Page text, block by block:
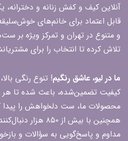
آنلاین کیف و کفش زنانه و
قابل اعتماد برای خانم‌های
و متنوع در تهران و تمرکز ویژه
تلاش کرده تا انتخاب را برای
ما در لیو، عاشق رنگیم! تنوع رنگی
کیفیت تضمین‌شده، باعث شده تا هر
محصولات ما، ست دلخواهش را پیدا
همچنین با بیش از ۸۵۰
مداوم و پاسخ‌گویی به سؤالات و